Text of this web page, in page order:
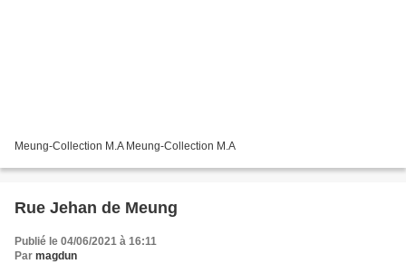
Meung-Collection M.A Meung-Collection M.A
Rue Jehan de Meung
Publié le 04/06/2021 à 16:11
Par magdun